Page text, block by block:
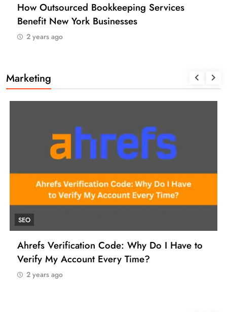
How Outsourced Bookkeeping Services
Benefit New York Businesses
2 years ago
Marketing
SEO
Ahrefs Verification Code: Why Do I Have to
Verify My Account Every Time?
2 years ago